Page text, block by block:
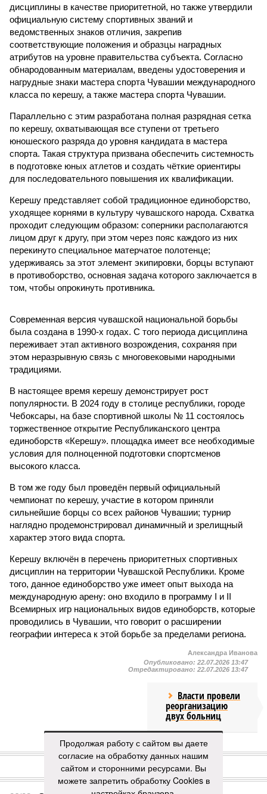
дисциплины в качестве приоритетной, но также утвердили
официальную систему спортивных званий и
ведомственных знаков отличия, закрепив
соответствующие положения и образцы наградных
атрибутов на уровне правительства субъекта. Согласно
обнародованным материалам, введены удостоверения и
нагрудные знаки мастера спорта Чувашии международного
класса по керешу, а также мастера спорта Чувашии.
Параллельно с этим разработана полная разрядная сетка
по керешу, охватывающая все ступени от третьего
юношеского разряда до уровня кандидата в мастера
спорта. Такая структура призвана обеспечить системность
в подготовке юных атлетов и создать чёткие ориентиры
для последовательного повышения их квалификации.
Керешу представляет собой традиционное единоборство,
уходящее корнями в культуру чувашского народа. Схватка
проходит следующим образом: соперники располагаются
лицом друг к другу, при этом через пояс каждого из них
перекинуто специальное матерчатое полотенце;
удерживаясь за этот элемент экипировки, борцы вступают
в противоборство, основная задача которого заключается в
том, чтобы опрокинуть противника.
Современная версия чувашской национальной борьбы
была создана в 1990-х годах. С того периода дисциплина
переживает этап активного возрождения, сохраняя при
этом неразрывную связь с многовековыми народными
традициями.
В настоящее время керешу демонстрирует рост
популярности. В 2024 году в столице республики, городе
Чебоксары, на базе спортивной школы № 11 состоялось
торжественное открытие Республиканского центра
единоборств «Керешу». площадка имеет все необходимые
условия для полноценной подготовки спортсменов
высокого класса.
В том же году был проведён первый официальный
чемпионат по керешу, участие в котором приняли
сильнейшие борцы со всех районов Чувашии; турнир
наглядно продемонстрировал динамичный и зрелищный
характер этого вида спорта.
Керешу включён в перечень приоритетных спортивных
дисциплин на территории Чувашской Республики. Кроме
того, данное единоборство уже имеет опыт выхода на
международную арену: оно входило в программу I и II
Всемирных игр национальных видов единоборств, которые
проводились в Чувашии, что говорит о расширении
географии интереса к этой борьбе за пределами региона.
Александра Иванова
Опубликовано: 22.07.2026 13:47
Отредактировано: 22.07.2026 13:47
Власти провели
реорганизацию
двух больниц
КОММЕНТАРИИ 0
ПОСЛЕДНИЕ НОВОСТИ
Продолжая работу с сайтом вы даете
согласие на обработку данных нашим
сайтом и сторонними ресурсами. Вы
можете запретить обработку Cookies в